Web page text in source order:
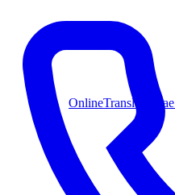
OnlineTranslation.ae